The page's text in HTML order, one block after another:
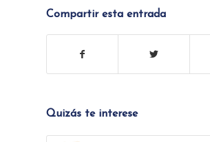
Compartir esta entrada
Quizás te interese